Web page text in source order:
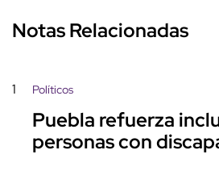
Notas Relacionadas
1 Políticos
Puebla refuerza
personas con